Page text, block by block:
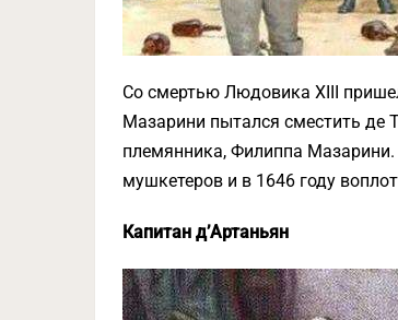
Со смертью Людовика XIII
Мазарини пытался сместить де
племянника, Филиппа Мазарини.
мушкетеров и в 1646 году
Капитан д’Артаньян